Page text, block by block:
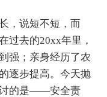
，说短不短，而
过去的20xx年里，
强；亲身经历了农
逐步提高。今天抛
讨的是――安全责